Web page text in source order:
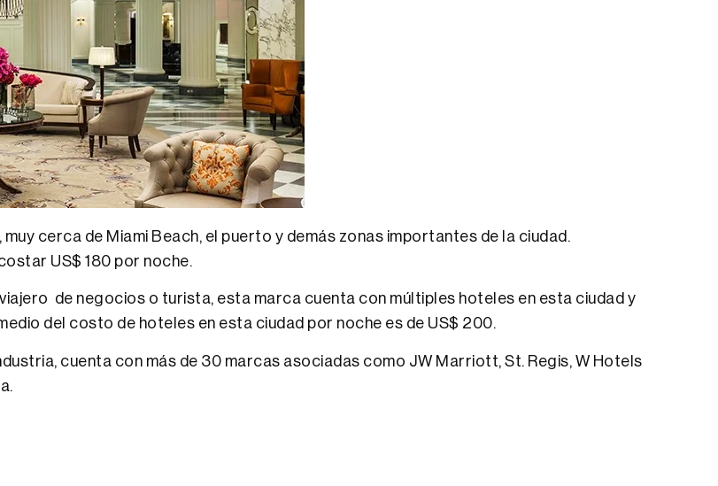
cerca de Miami Beach, el puerto y demás zonas importantes de la ciudad.
US$ 180 por noche.
viajero de negocios o turista, esta marca cuenta con múltiples hoteles en esta ciudad y
del costo de hoteles en esta ciudad por noche es de US$ 200.
cuenta con más de 30 marcas asociadas como JW Marriott, St. Regis, W Hotels